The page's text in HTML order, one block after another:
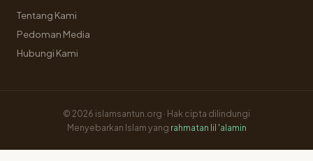
Tentang Kami
Pedoman Media
Hubungi Kami
© 2026 islamsantun.org · Hak cipta dilindungi
Menyebarkan Islam yang rahmatan lil 'alamin